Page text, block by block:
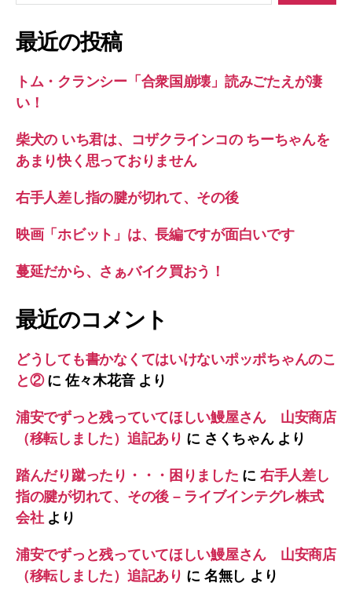
象:
最近の投稿
トム・クランシー「合衆国崩壊」読みごたえが凄
い！
柴犬の いち君は、コザクラインコの ちーちゃんを
あまり快く思っておりません
右手人差し指の腱が切れて、その後
映画「ホビット」は、長編ですが面白いです
蔓延だから、さぁバイク買おう！
最近のコメント
どうしても書かなくてはいけないポッポちゃんのこ
と②に佐々木花音より
浦安でずっと残っていてほしい鰻屋さん 山安商店
（移転しました）追記あり に さくちゃんより
踏んだり蹴ったり・・・困りました に 右手人差し
指の腱が切れて、その後 – ライブインテグレ株式
会社より
浦安でずっと残っていてほしい鰻屋さん 山安商店
（移転しました）追記あり に 名無し より